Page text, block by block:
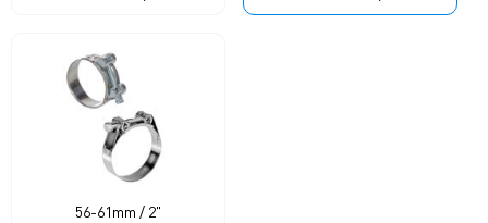
56-61mm / 2"